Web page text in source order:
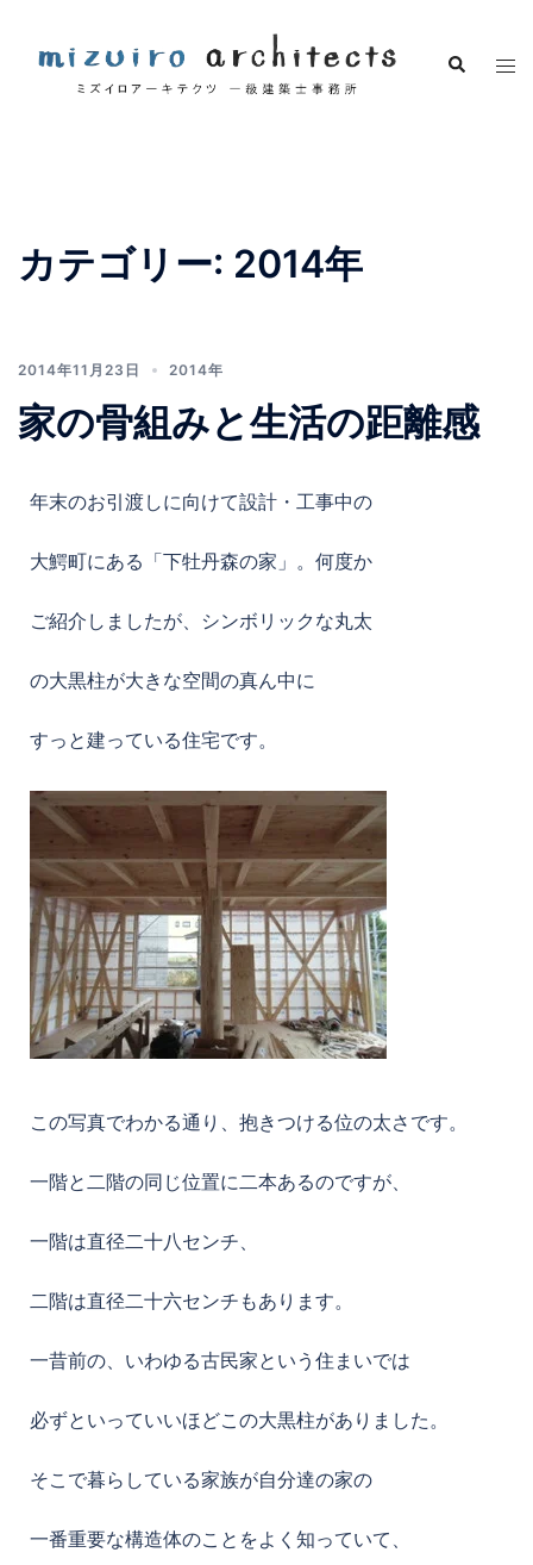
カテゴリー: 2014年
2014年11月23日 2014年
家の骨組みと生活の距離感
年末のお引渡しに向けて設計・工事中の
大鰐町にある「下牡丹森の家」。何度か
ご紹介しましたが、シンボリックな丸太
の大黒柱が大きな空間の真ん中に
すっと建っている住宅です。
この写真でわかる通り、抱きつける位の太さです。
一階と二階の同じ位置に二本あるのですが、
一階は直径二十八センチ、
二階は直径二十六センチもあります。
一昔前の、いわゆる古民家という住まいでは
必ずといっていいほどこの大黒柱がありました。
そこで暮らしている家族が自分達の家の
一番重要な構造体のことをよく知っていて、